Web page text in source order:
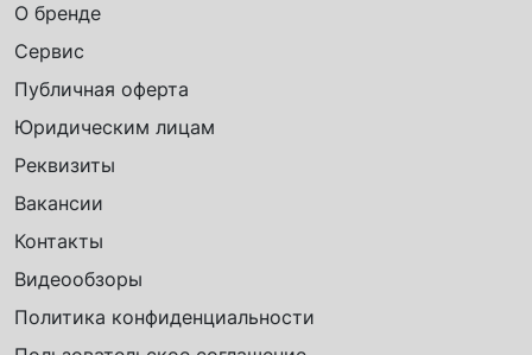
О бренде
Сервис
Публичная оферта
Юридическим лицам
Реквизиты
Вакансии
Контакты
Видеообзоры
Политика конфиденциальности